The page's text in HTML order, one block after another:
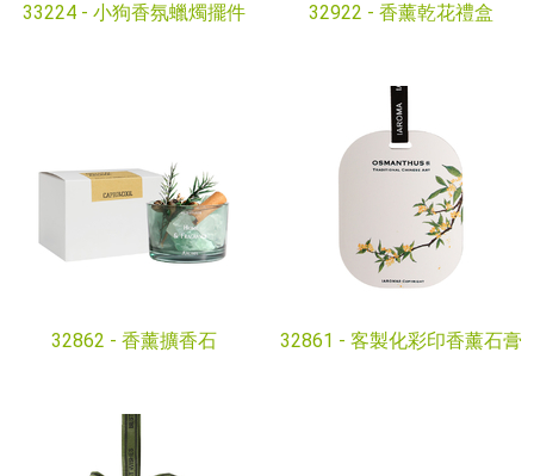
33224 - 小狗香氛蠟燭擺件 32922 - 香薰乾花禮盒
32862 - 香薰擴香石 32861 - 客製化彩印香薰石膏